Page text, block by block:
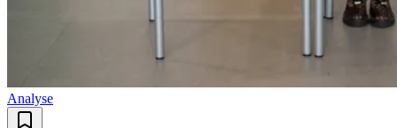
Analyse